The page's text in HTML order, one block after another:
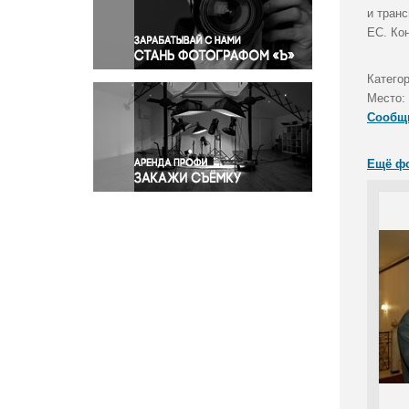
Правосудие
Происшествия и конфликты
Религия
Светская жизнь
Спорт
Экология
Экономика и бизнес
и
ЕС.
Место:
Ещё